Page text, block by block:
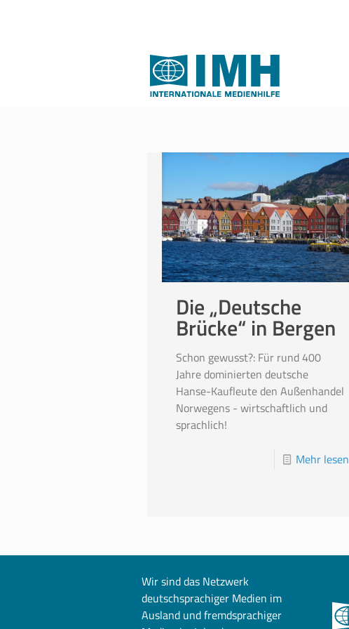
Die „Deutsche
Brücke“ in Bergen
Schon gewusst?: Für rund 400
Jahre dominierten deutsche
Hanse-Kaufleute den Außenhandel
Norwegens - wirtschaftlich und
sprachlich!
Mehr lesen
Wir sind das Netzwerk
deutschsprachiger Medien im
Ausland und fremdsprachiger